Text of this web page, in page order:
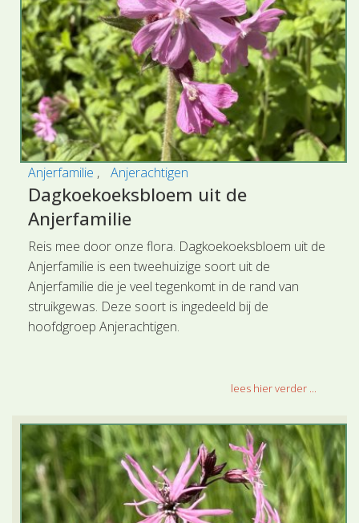
Anjerfamilie Anjerachtigen
Dagkoekoeksbloem uit de
Anjerfamilie
Reis mee door onze flora. Dagkoekoeksbloem uit de
Anjerfamilie is een tweehuizige soort uit de
Anjerfamilie die je veel tegenkomt in de rand van
struikgewas. Deze soort is ingedeeld bij de
hoofdgroep Anjerachtigen.
lees hier verder ...